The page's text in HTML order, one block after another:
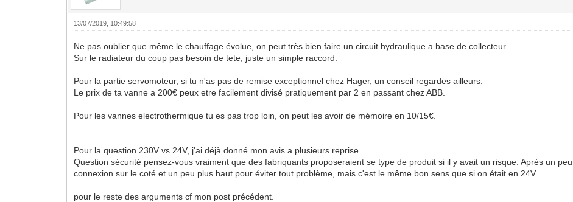
13/07/2019, 10:49:58
Ne pas oublier que même le chauffage évolue, on peut très bien faire un circuit hydraulique a base de collecteur.
Sur le radiateur du coup pas besoin de tete, juste un simple raccord.
Pour la partie servomoteur, si tu n'as pas de remise exceptionnel chez Hager, un conseil regardes ailleurs.
Le prix de ta vanne a 200€ peux etre facilement divisé pratiquement par 2 en passant chez ABB.
Pour les vannes electrothermique tu es pas trop loin, on peut les avoir de mémoire en 10/15€.
Pour la question 230V vs 24V, j'ai déjà donné mon avis a plusieurs reprise.
Question sécurité pensez-vous vraiment que des fabriquants proposeraient se type de produit si il y avait un risque. Après un
connexion sur le coté et un peu plus haut pour éviter tout problème, mais c'est le même bon sens que si on était en 24V...
pour le reste des arguments cf mon post précédent.